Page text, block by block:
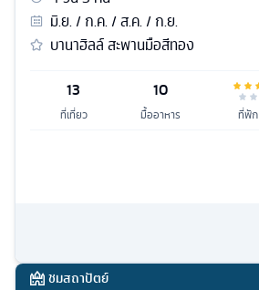
มิ.ย. / ก.ค. / ส.ค. / ก.ย.
บานาฮิลล์ สะพานมือสีทอง
13
ที่เที่ยว
10
มื้ออาหาร ที่พัก
ชมสถาปัตย์